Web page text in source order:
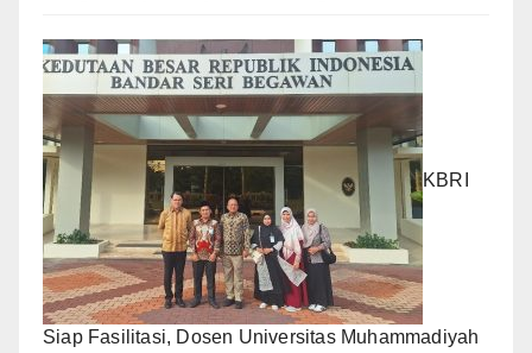
KBRI
Siap Fasilitasi, Dosen Universitas Muhammadiyah